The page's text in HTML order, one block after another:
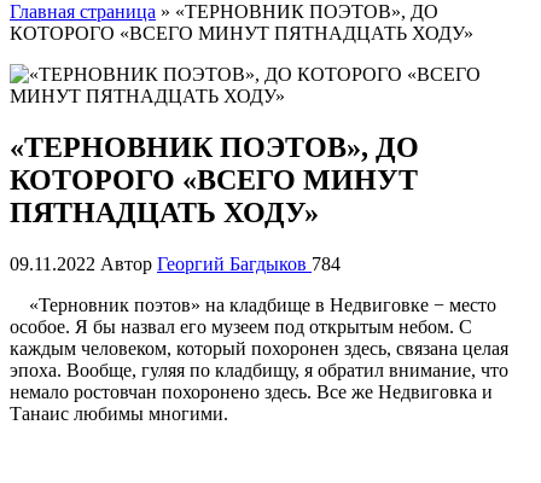
Главная страница » «ТЕРНОВНИК ПОЭТОВ», ДО
КОТОРОГО «ВСЕГО МИНУТ ПЯТНАДЦАТЬ ХОДУ»
«ТЕРНОВНИК ПОЭТОВ», ДО
КОТОРОГО «ВСЕГО МИНУТ
ПЯТНАДЦАТЬ ХОДУ»
09.11.2022 Автор Георгий Багдыков 784
«Терновник поэтов» на кладбище в Недвиговке − место
особое. Я бы назвал его музеем под открытым небом. С
каждым человеком, который похоронен здесь, связана целая
эпоха. Вообще, гуляя по кладбищу, я обратил внимание, что
немало ростовчан похоронено здесь. Все же Недвиговка и
Танаис любимы многими.